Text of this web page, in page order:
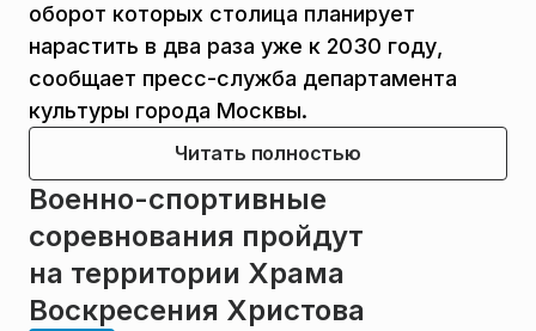
оборот которых столица планирует
нарастить в два раза уже к 2030 году,
сообщает пресс-служба департамента
культуры города Москвы.
Читать полностью
Военно-спортивные
соревнования пройдут
на территории Храма
Воскресения Христова